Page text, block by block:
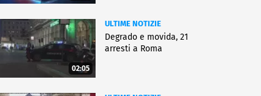
02:05
ULTIME NOTIZIE
Degrado e movida, 21
arresti a Roma